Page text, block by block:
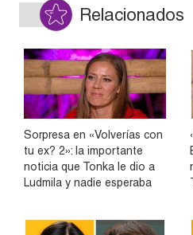
Relacionados
Sorpresa en «Volverías con
tu ex? 2»: la importante
noticia que Tonka le dio a
Ludmila y nadie esperaba